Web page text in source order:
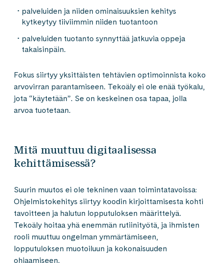
palveluiden ja niiden ominaisuuksien kehitys
kytkeytyy tiiviimmin niiden tuotantoon
palveluiden tuotanto synnyttää jatkuvia oppeja
takaisinpäin.
Fokus siirtyy yksittäisten tehtävien optimoinnista koko
arvovirran parantamiseen. Tekoäly ei ole enää työkalu,
jota “käytetään”. Se on keskeinen osa tapaa, jolla
arvoa tuotetaan.
Mitä muuttuu digitaalisessa
kehittämisessä?
Suurin muutos ei ole tekninen vaan toimintatavoissa:
Ohjelmistokehitys siirtyy koodin kirjoittamisesta kohti
tavoitteen ja halutun lopputuloksen määrittelyä.
Tekoäly hoitaa yhä enemmän rutiinityötä, ja ihmisten
rooli muuttuu ongelman ymmärtämiseen,
lopputuloksen muotoiluun ja kokonaisuuden
ohjaamiseen.